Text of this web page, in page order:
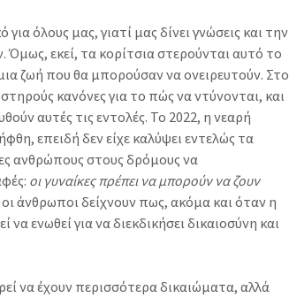
όλους μας, γιατί μας δίνει γνώσεις και την
Όμως, εκεί, τα κορίτσια στερούνται αυτό το
ζωή που θα μπορούσαν να ονειρευτούν. Στο
κανόνες για το πώς να ντύνονται, και
αυτές τις εντολές. Το 2022, η νεαρή
επειδή δεν είχε καλύψει εντελώς τα
ανθρώπους στους δρόμους να
οι γυναίκες πρέπει να μπορούν να ζουν
οι άνθρωποι δείχνουν πως, ακόμα και όταν η
ενωθεί για να διεκδικήσει δικαιοσύνη και
να έχουν περισσότερα δικαιώματα, αλλά